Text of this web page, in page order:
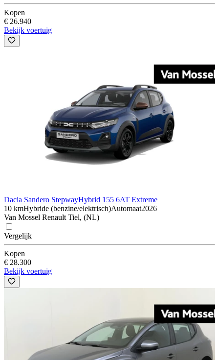
Kopen
€ 26.940
Bekijk voertuig
Dacia Sandero StepwayHybrid 155 6AT Extreme
10 kmHybride (benzine/elektrisch)Automaat2026
Van Mossel Renault Tiel, (NL)
Vergelijk
Kopen
€ 28.300
Bekijk voertuig